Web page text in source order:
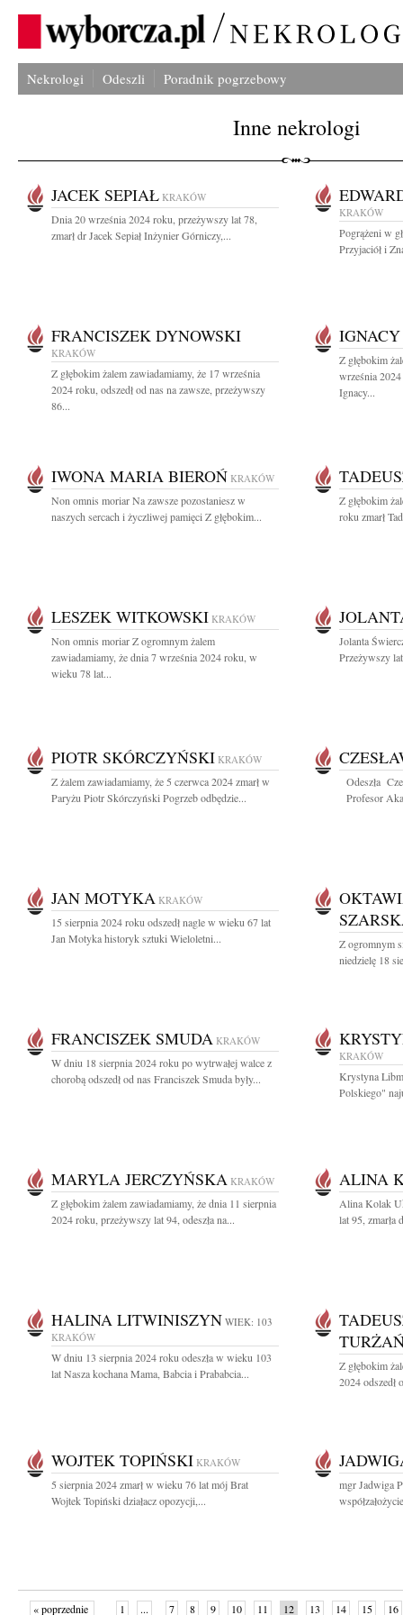
Nekrologi Odeszli Poradnik pogrzebowy
Inne nekrologi
JACEK SEPIAŁ KRAKÓW
Dnia 20 września 2024 roku, przeżywszy lat 78,
zmarł dr Jacek Sepiał Inżynier Górniczy,...
KRAKÓW
Pogrążeni w
Przyjaciół i
FRANCISZEK DYNOWSKI
KRAKÓW
Z głębokim żalem zawiadamiamy, że 17 września
2024 roku, odszedł od nas na zawsze, przeżywszy
86...
Z głębokim
września
Ignacy...
IWONA MARIA BIEROŃ KRAKÓW
Non omnis moriar Na zawsze pozostaniesz w
naszych sercach i życzliwej pamięci Z głębokim...
Z głębokim
roku zmarł
LESZEK WITKOWSKI KRAKÓW
Non omnis moriar Z ogromnym żalem
zawiadamiamy, że dnia 7 września 2024 roku, w
wieku 78 lat...
Jolanta
Przeżywszy
PIOTR SKÓRCZYŃSKI KRAKÓW
Z żalem zawiadamiamy, że 5 czerwca 2024 zmarł w
Paryżu Piotr Skórczyński Pogrzeb odbędzie...
Odeszła
Profesor
JAN MOTYKA KRAKÓW
15 sierpnia 2024 roku odszedł nagle w wieku 67 lat
Jan Motyka historyk sztuki Wieloletni...
Z ogromnym
niedzielę 18
FRANCISZEK SMUDA KRAKÓW
W dniu 18 sierpnia 2024 roku po wytrwałej walce z
chorobą odszedł od nas Franciszek Smuda były...
KRAKÓW
Krystyna
Polskiego"
MARYLA JERCZYŃSKA KRAKÓW
Z głębokim żalem zawiadamiamy, że dnia 11 sierpnia
2024 roku, przeżywszy lat 94, odeszła na...
ALINA
Alina Kolak
lat 95, zmarła
HALINA LITWINISZYN WIEK: 103
KRAKÓW
W dniu 13 sierpnia 2024 roku odeszła w wieku 103
lat Nasza kochana Mama, Babcia i Prababcia...
Z głębokim
2024 odszedł
WOJTEK TOPIŃSKI KRAKÓW
5 sierpnia 2024 zmarł w wieku 76 lat mój Brat
Wojtek Topiński działacz opozycji,...
mgr Jadwiga
« poprzednie 1 ... 7 8 9 10 11 12 13 14 15 16